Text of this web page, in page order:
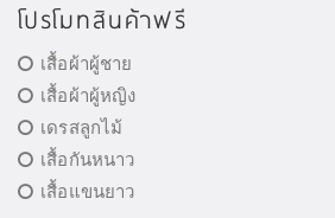
โปรโมทสินค้าฟรี
เสื้อผ้าผู้ชาย
เสื้อผ้าผู้หญิง
เดรสลูกไม้
เสื้อกันหนาว
เสื้อแขนยาว